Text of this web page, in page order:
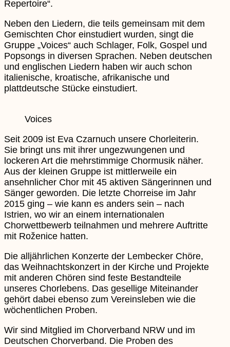
Repertoire“.
Neben den Liedern, die teils gemeinsam mit dem
Gemischten Chor einstudiert wurden, singt die
Gruppe „Voices“ auch Schlager, Folk, Gospel und
Popsongs in diversen Sprachen. Neben deutschen
und englischen Liedern haben wir auch schon
italienische, kroatische, afrikanische und
plattdeutsche Stücke einstudiert.
Voices
Seit 2009 ist Eva Czarnuch unsere Chorleiterin.
Sie bringt uns mit ihrer ungezwungenen und
lockeren Art die mehrstimmige Chormusik näher.
Aus der kleinen Gruppe ist mittlerweile ein
ansehnlicher Chor mit 45 aktiven Sängerinnen und
Sänger geworden. Die letzte Chorreise im Jahr
2015 ging – wie kann es anders sein – nach
Istrien, wo wir an einem internationalen
Chorwettbewerb teilnahmen und mehrere Auftritte
mit Roženice hatten.
Die alljährlichen Konzerte der Lembecker Chöre,
das Weihnachtskonzert in der Kirche und Projekte
mit anderen Chören sind feste Bestandteile
unseres Chorlebens. Das gesellige Miteinander
gehört dabei ebenso zum Vereinsleben wie die
wöchentlichen Proben.
Wir sind Mitglied im Chorverband NRW und im
Deutschen Chorverband. Die Proben des